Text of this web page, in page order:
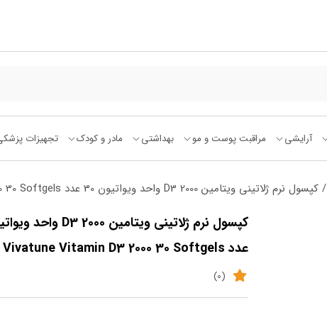
آرایشی مراقبت پوست و مو بهداشتی مادر و کودک تجهیزات
/ کپسول نرم ژلاتینی ویتامین D3 2000 واحد ویواتیون 30 عدد Vivatune Vitamin D3 2000 30 Softgels
عدد Vivatune Vitamin D3 2000 30 Softgels
(0)